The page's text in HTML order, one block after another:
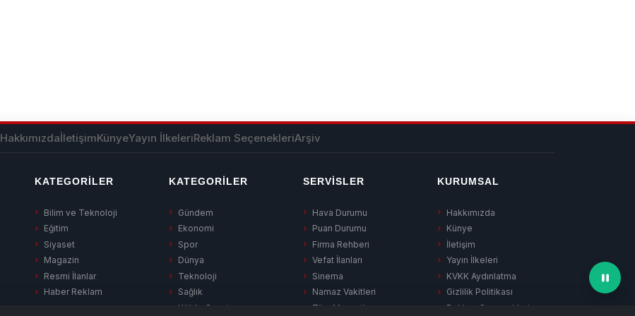
HakkımızdaİletişimKünyeYayın İlkeleriReklam SeçenekleriArşiv
KATEGORILER
Bilim ve Teknoloji
Eğitim
Siyaset
Magazin
Resmi İlanlar
Haber Reklam
KATEGORILER
Gündem
Ekonomi
Spor
Dünya
Teknoloji
Sağlık
Kültür-Sanat
SERVISLER
Hava Durumu
Puan Durumu
Firma Rehberi
Vefat İlanları
Sinema
Namaz Vakitleri
Tüm Manşetler
KURUMSAL
Hakkımızda
Künye
İletişim
Yayın İlkeleri
KVKK Aydınlatma
Gizlilik Politikası
Reklam Seçenekleri